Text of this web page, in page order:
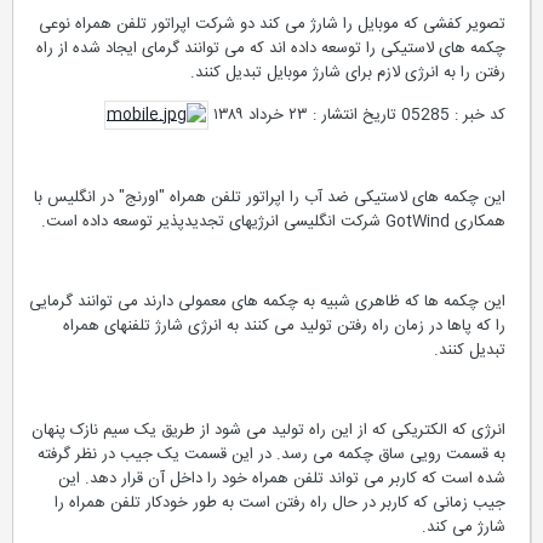
تصویر کفشی که موبایل را شارژ می کند دو شرکت اپراتور تلفن همراه نوعی
چکمه های لاستیکی را توسعه داده اند که می توانند گرمای ایجاد شده از راه
رفتن را به انرژی لازم برای شارژ موبایل تبدیل کنند.
کد خبر : 05285 تاریخ انتشار : ۲۳ خرداد ۱۳۸۹
این چکمه های لاستیکی ضد آب را اپراتور تلفن همراه "اورنج" در انگلیس با
همکاری GotWind شرکت انگلیسی انرژیهای تجدیدپذیر توسعه داده است.
این چکمه ها که ظاهری شبیه به چکمه های معمولی دارند می توانند گرمایی
را که پاها در زمان راه رفتن تولید می کنند به انرژی شارژ تلفنهای همراه
تبدیل کنند.
انرژی که الکتریکی که از این راه تولید می شود از طریق یک سیم نازک پنهان
به قسمت رویی ساق چکمه می رسد. در این قسمت یک جیب در نظر گرفته
شده است که کاربر می تواند تلفن همراه خود را داخل آن قرار دهد. این
جیب زمانی که کاربر در حال راه رفتن است به طور خودکار تلفن همراه را
شارژ می کند.